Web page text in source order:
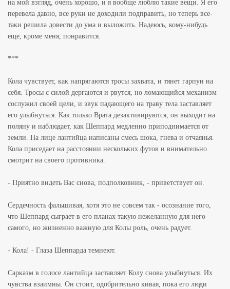
на мой взгляд, очень хорошо, и я вообще люблю такие вещи. Я его
перевела давно, все руки не доходили подправить, но теперь все-
таки решила довести до ума и выложить. Надеюсь, кому-нибудь
еще, кроме меня, понравится.
***
Кола чувствует, как напрягаются тросы захвата, и тянет гарпун на
себя. Тросы с силой дергаются и рвутся, но ломающийся механизм
сослужил своей цели, и звук падающего на траву тела заставляет
его улыбнуться. Как только Врата дезактивируются, он выходит на
поляну и наблюдает, как Шеппард медленно приподнимается от
земли. На лице лантийца написаны смесь шока, гнева и отчаянья.
Кола приседает на расстоянии нескольких футов и внимательно
смотрит на своего противника.
- Приятно видеть Вас снова, подполковник, - приветствует он.
Сердечность фальшивая, хотя это не совсем так - осознание того,
что Шеппард сыграет в его планах такую нежеланную для него
самого, но жизненно важную для Колы роль, очень радует.
- Кола! - Глаза Шеппарда темнеют.
Сарказм в голосе лантийца заставляет Колу снова улыбнуться. Их
чувства взаимны. Он стоит, одобрительно кивая, пока его люди